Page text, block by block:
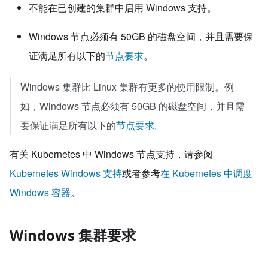
不能在已创建的集群中启用 Windows 支持。
Windows 节点必须有 50GB 的磁盘空间，并且需要保
证满足所有以下的节点要求。
Windows 集群比 Linux 集群有更多的使用限制。例
如，Windows 节点必须有 50GB 的磁盘空间，并且需
要保证满足所有以下的节点要求。
有关 Kubernetes 中 Windows 节点支持，请参阅
Kubernetes Windows 支持或者参考在 Kubernetes 中调度
Windows 容器。
Windows 集群要求